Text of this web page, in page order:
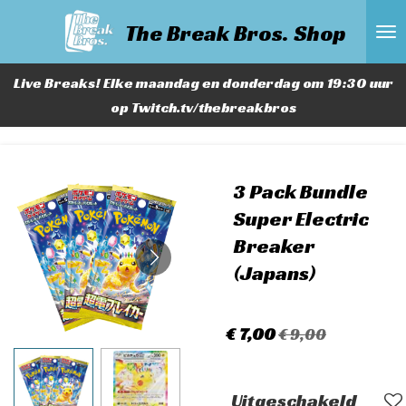
The Break Bros. Shop
Live Breaks! Elke maandag en donderdag om 19:30 uur
op Twitch.tv/thebreakbros
3 Pack Bundle
Super Electric
Breaker
(Japans)
€ 7,00€ 9,00
Uitgeschakeld